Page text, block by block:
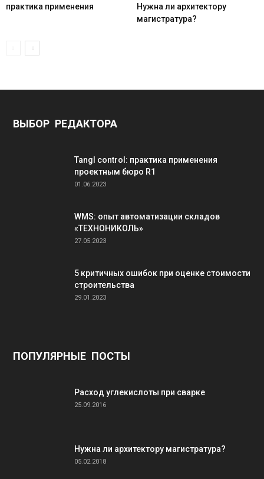
практика применения
Нужна ли архитектору
магистратура?
ВЫБОР РЕДАКТОРА
Tangl control: практика применения
проектным бюро R1
01.06.2023
WMS: опыт автоматизации складов
«ТЕХНОНИКОЛЬ»
27.05.2023
5 критичных ошибок при оценке стоимости
строительства
29.01.2023
ПОПУЛЯРНЫЕ ПОСТЫ
Расход углекислоты при сварке
25.09.2016
Нужна ли архитектору магистратура?
05.02.2018